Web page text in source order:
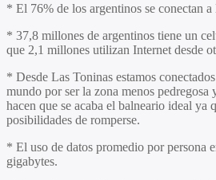
* El 76% de los argentinos se conectan a
* 37,8 millones de argentinos tiene un
que 2,1 millones utilizan Internet desde
* Desde Las Toninas estamos
mundo por ser la zona menos pedregosa
hacen que se acaba el balneario ideal ya
posibilidades de romperse.
* El uso de datos promedio por persona
gigabytes.